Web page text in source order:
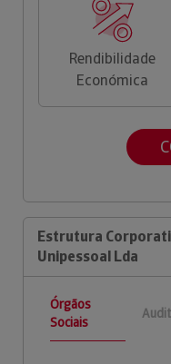
Rendibilidade
Económica
Estrutura
Unipessoal Lda
Órgãos
Sociais